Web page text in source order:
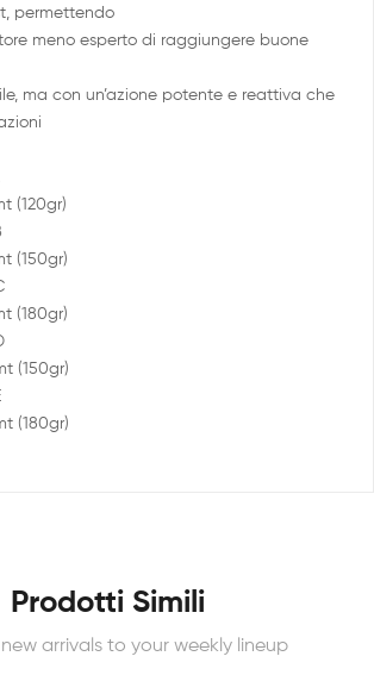
permettendo
meno esperto di raggiungere buone
ma con un’azione potente e reattiva che
(120gr)
(150gr)
(180gr)
(150gr)
(180gr)
Prodotti Simili
arrivals to your weekly lineup